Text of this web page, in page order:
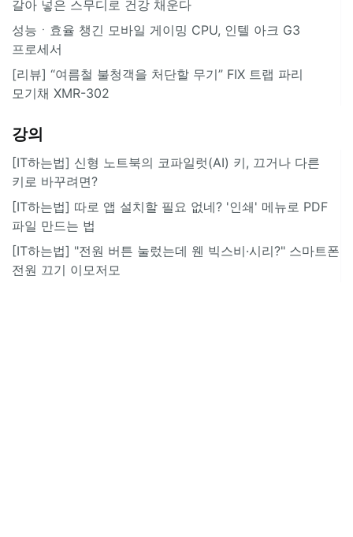
갈아 넣은 스무디로 건강 채운다
성능ㆍ효율 챙긴 모바일 게이밍 CPU, 인텔 아크 G3
프로세서
[리뷰] “여름철 불청객을 처단할 무기” FIX 트랩 파리
모기채 XMR-302
강의
[IT하는법] 신형 노트북의 코파일럿(AI) 키, 끄거나 다른
키로 바꾸려면?
[IT하는법] 따로 앱 설치할 필요 없네? '인쇄' 메뉴로 PDF
파일 만드는 법
[IT하는법] "전원 버튼 눌렀는데 웬 빅스비·시리?" 스마트폰
전원 끄기 이모저모